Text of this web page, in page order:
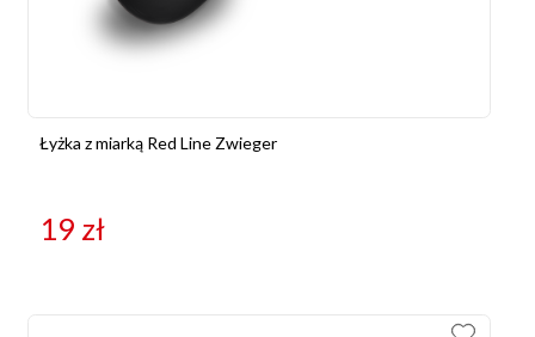
Łyżka z miarką Red Line Zwieger
19 zł